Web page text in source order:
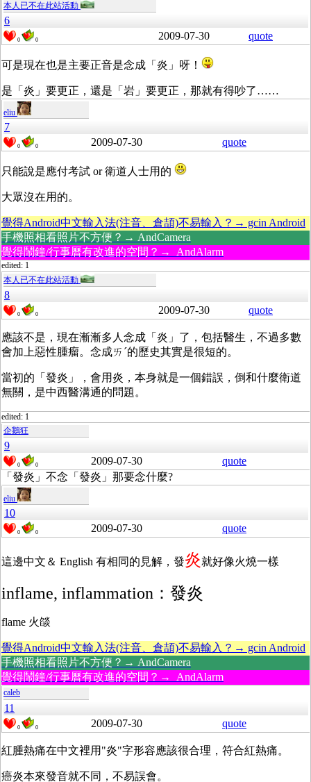
本人已不在此站活動
6
0 0 2009-07-30 quote
可是現在也是主要正音是念成「炎」呀！
是「炎」要更正，還是「岩」要更正，那就有得吵了……
eliu
7
0 0 2009-07-30 quote
只能說是應付考試 or 衛道人士用的
大眾沒在用的。
覺得Android中文輸入法(注音、倉頡)不易輸入？→ gcin Android
手機照相看照片不方便？→ AndCamera
覺得鬧鐘/行事曆有改進的空間？→ AndAlarm
edited: 1
本人已不在此站活動
8
0 0 2009-07-30 quote
應該不是，現在漸漸多人念成「炎」了，包括醫生，不過多數
會加上惡性腫瘤。念成ㄞˊ的歷史其實是很短的。
當初的「發炎」，會用炎，本身就是一個錯誤，倒和什麼衛道
無關，是中西醫溝通的問題。
edited: 1
企鵝狂
9
0 0 2009-07-30
quote
「發炎」不念「發炎」那要念什麼?
eliu
10
0 0 2009-07-30 quote
這邊中文＆ English 有相同的見解，發炎就好像火燒一樣
inflame, inflammation：發炎
flame 火燄
覺得Android中文輸入法(注音、倉頡)不易輸入？→ gcin Android
手機照相看照片不方便？→ AndCamera
覺得鬧鐘/行事曆有改進的空間？→ AndAlarm
caleb
11
0 0 2009-07-30 quote
紅腫熱痛在中文裡用"炎"字形容應該很合理，符合紅熱痛。
癌炎本來發音就不同，不易誤會。